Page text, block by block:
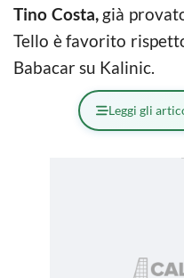
Tino Costa,già
Tello è favorito
Babacar su Kalinic.
Leggi gli